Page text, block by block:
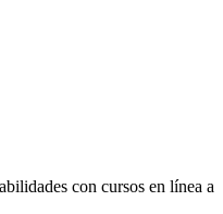
con cursos en línea a